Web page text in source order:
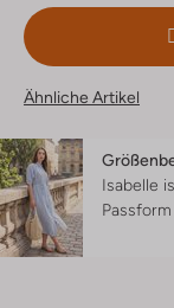
Ähnliche Artikel
Isabelle